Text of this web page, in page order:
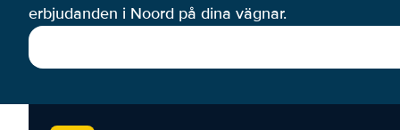
erbjudanden i Noord på dina vägnar.